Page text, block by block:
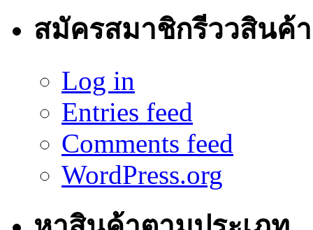
สมัครสมาชิกรีววสินค้า
Log in
Entries feed
Comments feed
WordPress.org